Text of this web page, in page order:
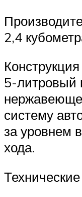
2,4
5-литровый
систему
за уровнем
хода.